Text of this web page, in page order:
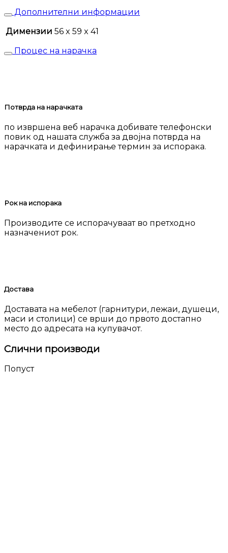
Дополнителни информации
Димензии 56 x 59 x 41
Процес на нарачка
Потврда на нарачката
по извршена веб нарачка добивате телефонски
повик од нашата служба за двојна потврда на
нарачката и дефинирање термин за испорака.
Рок на испорака
Производите се испорачуваат во претходно
назначениот рок.
Достава
Доставата на мебелот (гарнитури, лежаи, душеци,
маси и столици) се врши до првото достапно
место до адресата на купувачот.
Слични производи
Попуст